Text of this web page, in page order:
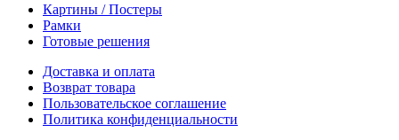
Картины / Постеры
Рамки
Готовые решения
Доставка и оплата
Возврат товара
Пользовательское соглашение
Политика конфиденциальности